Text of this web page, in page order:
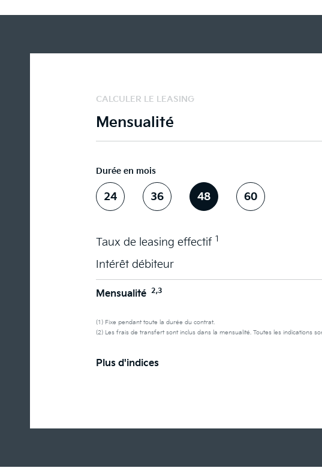
CALCULER LE LEASING
Mensualité
Durée en mois
24 36 48 60
Taux de leasing effectif 1
Intérêt débiteur
Mensualité 2,3
(1) Fixe pendant toute la durée du contrat.
(2) Les frais de transfert sont inclus dans la mensualité. Toutes les indications
Plus d'indices